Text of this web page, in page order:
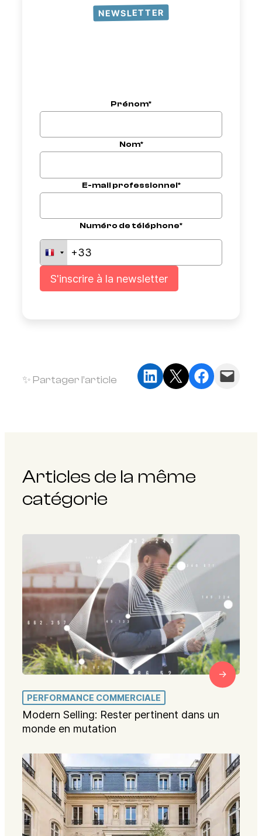
NEWSLETTER
Prénom*
Nom*
E-mail professionnel*
Numéro de téléphone*
✨ Partager l’article Partager sur LinkedIn
Partager sur X Partager sur
Envoyer cette page par e-mail
Articles de la même
catégorie
PERFORMANCE COMMERCIALE
Modern Selling: Rester pertinent dans un
monde en mutation